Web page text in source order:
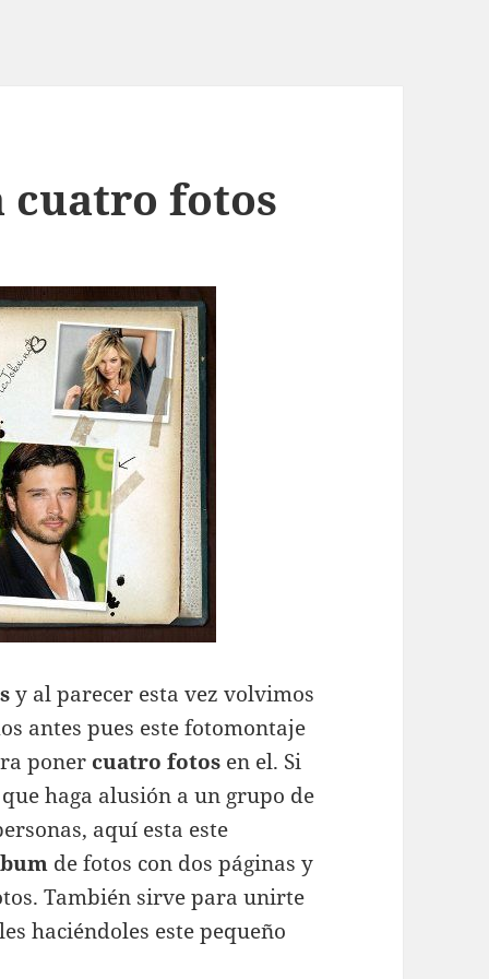
cuatro fotos
y al parecer esta vez volvimos
antes pues este fotomontaje
poner cuatro fotos en el. Si
haga alusión a un grupo de
aquí esta este
de fotos con dos páginas y
También sirve para unirte
haciéndoles este pequeño